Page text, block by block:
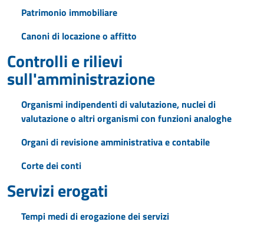
Patrimonio immobiliare
Canoni di locazione o affitto
Controlli e rilievi
sull'amministrazione
Organismi indipendenti di valutazione, nuclei di
valutazione o altri organismi con funzioni analoghe
Organi di revisione amministrativa e contabile
Corte dei conti
Servizi erogati
Tempi medi di erogazione dei servizi